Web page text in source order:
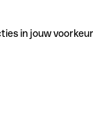
in jouw